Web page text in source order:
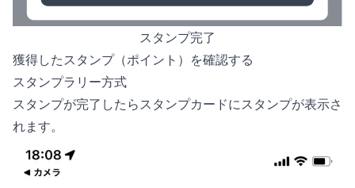
スタンプ完了
獲得したスタンプ（ポイント）を確認する
スタンプラリー方式
スタンプが完了したらスタンプカードにスタンプが表示さ
れます。